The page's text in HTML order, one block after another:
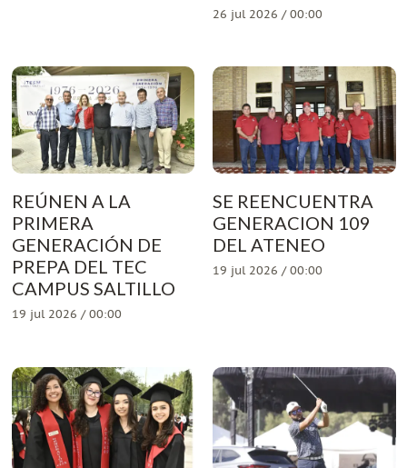
26 jul 2026 / 00:00
REÚNEN A LA
PRIMERA
GENERACIÓN DE
PREPA DEL TEC
CAMPUS SALTILLO
19 jul 2026 / 00:00
SE REENCUENTRA
GENERACION 109
DEL ATENEO
19 jul 2026 / 00:00